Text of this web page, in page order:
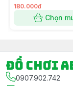
180.000đ
Chọn
Đồ chơi
0907.902.742